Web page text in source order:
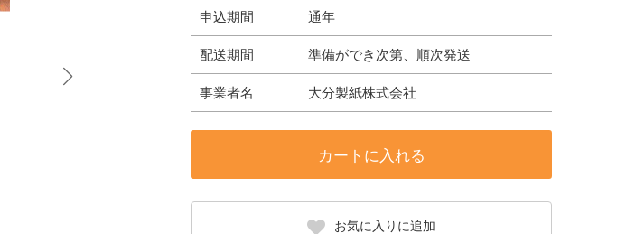
申込期間 通年
配送期間 準備ができ次第、順次発送
事業者名 大分製紙株式会社
カートに入れる
お気に入りに追加